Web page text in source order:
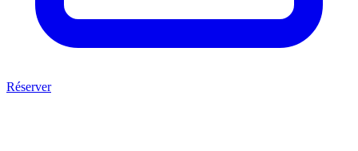
Réserver